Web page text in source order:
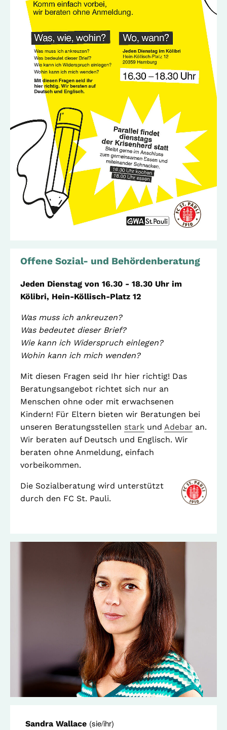
Standorte
Gemeinwesenarbeit
Raumvermietung
Auszeichnungen
Jobs + Praktika
Förderverein
Förderer
Leseförderung
Ferienprogramm
Beratung +
Unterstützung
ADEBAR
Offene Sozial- und
Big Point
Mieter helfern
Mietern
Familienberatung –
für Fragen zur
Stadtteil + Kultur
Gefährliche Orte
Kölibri
Medienzentrum
Stadtteiltheater
Küchenkonzerte
GWA St. Pauli e.V.
Gemeinwesenarbeit | Kulturarbeit | Sozialarbeit
Hein-Köllisch-Platz 11 + 12, 20359 Hamburg
Fax: (040) 410 98 87 57
E-Mail:info@gwa-stpauli.de
Kalender
Impressum Datenschutz
Offene Sozial- und Behördenberatung
Jeden Dienstag von 16.30 - 18.30 Uhr im
Kölibri, Hein-Köllisch-Platz 12
Was muss ich ankreuzen?
Was bedeutet dieser Brief?
Wie kann ich Widerspruch einlegen?
Wohin kann ich mich wenden?
Mit diesen Fragen seid Ihr hier richtig! Das
Beratungsangebot richtet sich nur an
Menschen ohne oder mit erwachsenen
Kindern! Für Eltern bieten wir Beratungen bei
unseren Beratungsstellen stark und Adebar an.
Wir beraten auf Deutsch und Englisch. Wir
beraten ohne Anmeldung, einfach
vorbeikommen.
Die Sozialberatung wird unterstützt
durch den FC St. Pauli.
Sandra Wallace (sie/ihr)